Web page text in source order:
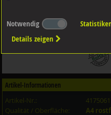
Artikel-Informationen
Artikel-Nr.:
4175061
Qualität / Oberfläche:
A4
Notwendig
Details zeigen